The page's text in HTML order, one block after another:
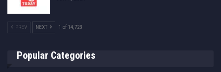
PREV NEXT 1 of 14,723
Popular Categories